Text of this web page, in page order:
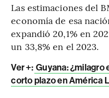
Las estimaciones del
economía de esa
expandió 20,1% en
un 33,8% en el 2023.
Ver +: Guyana: ¿milagro
corto plazo en América